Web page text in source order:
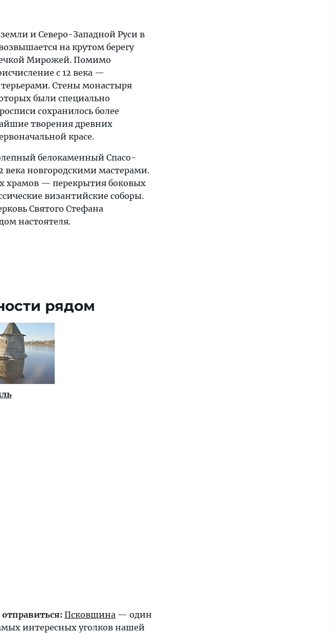
и Северо-Западной Руси в
на крутом берегу
Мирожей. Помимо
с 12 века —
Стены монастыря
были специально
сохранилось более
творения древних
красе.
белокаменный Спасо-
века новгородскими мастерами.
храмов — перекрытия боковых
византийские соборы.
Святого Стефана
настоятеля.
рядом
отправиться: Псковщина — один
интересных уголков нашей